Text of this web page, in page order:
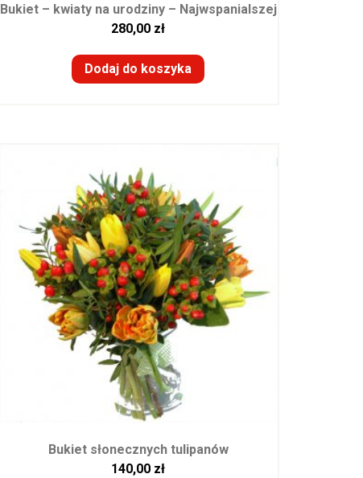
Bukiet – kwiaty na urodziny – Najwspanialszej
280,00 zł
Dodaj do koszyka
Bukiet słonecznych tulipanów
140,00 zł